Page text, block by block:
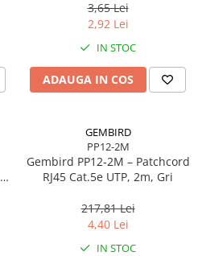
3,65 Lei
2,92 Lei
IN STOC
ADAUGA IN COS
GEMBIRD
PP12-2M
Gembird PP12‑2M – Patchcord
RJ45 Cat.5e UTP, 2m, Gri
217,81 Lei
4,40 Lei
IN STOC